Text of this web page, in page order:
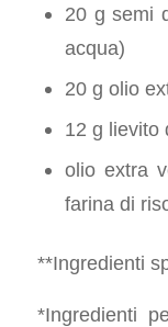
20 g semi
acqua)
20 g olio
12 g lievito
olio extra
farina di
**Ingredienti
*Ingredienti